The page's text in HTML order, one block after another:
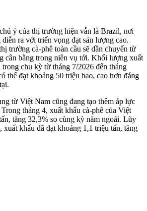
ý của thị trường hiện vẫn là Brazil, nơi
ra với triển vọng đạt sản lượng cao.
trường cà-phê toàn cầu sẽ dần chuyển từ
cân bằng trong niên vụ tới. Khối lượng xuất
chu kỳ từ tháng 7/2026 đến tháng
thể đạt khoảng 50 triệu bao, cao hơn đáng
từ Việt Nam cũng đang tạo thêm áp lực
tháng 4, xuất khẩu cà-phê của Việt
tăng 32,3% so cùng kỳ năm ngoái. Lũy
xuất khẩu đã đạt khoảng 1,1 triệu tấn, tăng